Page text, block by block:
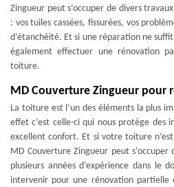
Zingueur peut s’occuper de divers
: vos tuiles cassées, fissurées, vos
d’étanchéité. Et si une réparation ne
également effectuer une rénovation
toiture.
MD Couverture Zingueur pour
La toiture est l’un des éléments la plus
effet c’est celle-ci qui nous protège des
excellent confort. Et si votre toiture
MD Couverture Zingueur peut
plusieurs années d’expérience dans le
intervenir pour une rénovation